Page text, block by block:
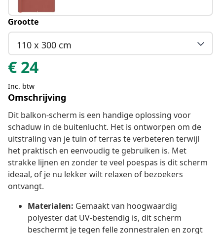
Grootte
110 x 300 cm
€ 24
Inc. btw
Omschrijving
Dit balkon-scherm is een handige oplossing voor
schaduw in de buitenlucht. Het is ontworpen om de
uitstraling van je tuin of terras te verbeteren terwijl
het praktisch en eenvoudig te gebruiken is. Met
strakke lijnen en zonder te veel poespas is dit scherm
ideaal, of je nu lekker wilt relaxen of bezoekers
ontvangt.
Materialen: Gemaakt van hoogwaardig
polyester dat UV-bestendig is, dit scherm
beschermt je tegen felle zonnestralen en zorgt